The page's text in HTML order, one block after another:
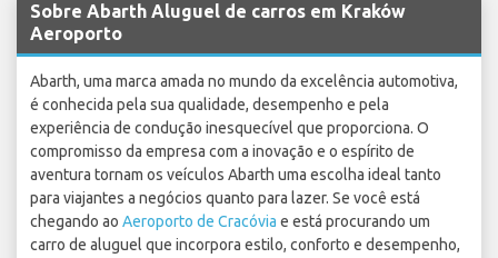
Sobre Abarth Aluguel de carros em Kraków
Aeroporto
Abarth, uma marca amada no mundo da excelência automotiva,
é conhecida pela sua qualidade, desempenho e pela
experiência de condução inesquecível que proporciona. O
compromisso da empresa com a inovação e o espírito de
aventura tornam os veículos Abarth uma escolha ideal tanto
para viajantes a negócios quanto para lazer. Se você está
chegando ao Aeroporto de Cracóvia e está procurando um
carro de aluguel que incorpora estilo, conforto e desempenho,